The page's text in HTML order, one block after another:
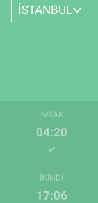
İSTANBUL
İMSAK
04:20
İKINDI
17:06